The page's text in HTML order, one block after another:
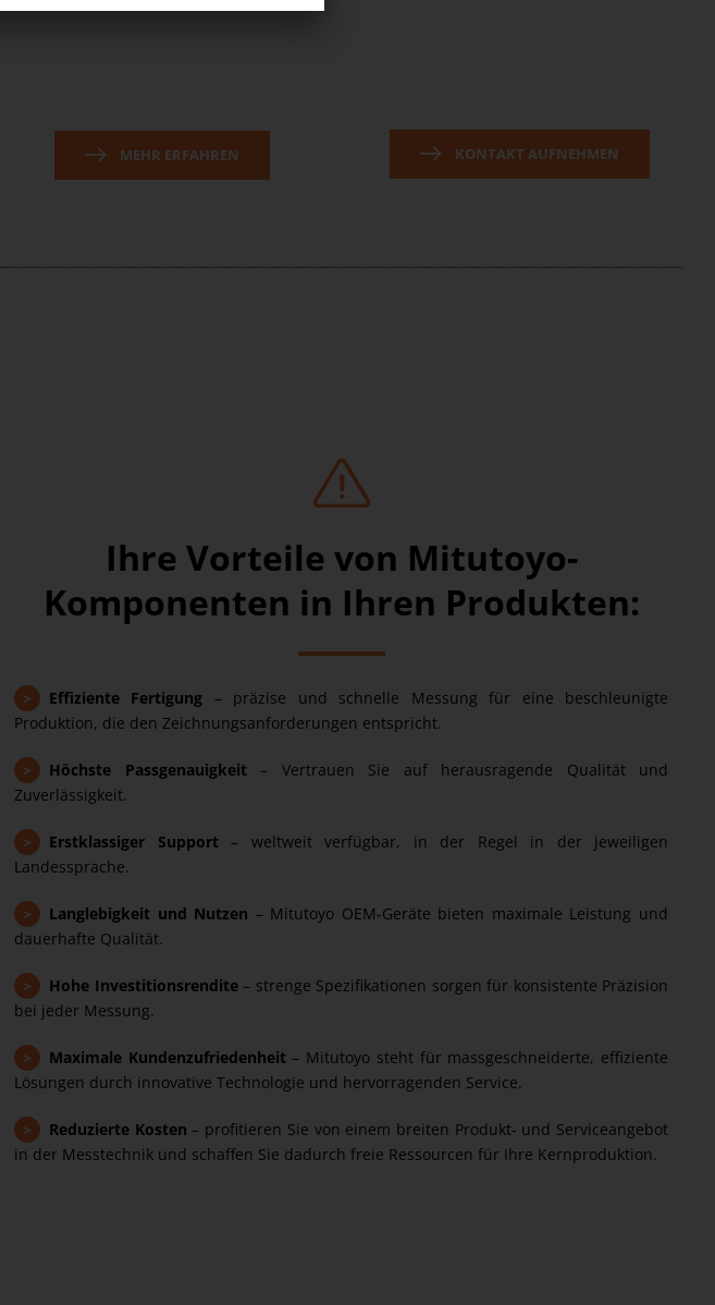
MEHR ERFAHREN KONTAKT AUFNEHMEN
Ihre Vorteile von Mitutoyo-
Komponenten in Ihren Produkten:
> Effiziente Fertigung – präzise und schnelle Messung für eine beschleunigte
Produktion, die den Zeichnungsanforderungen entspricht.
> Höchste Passgenauigkeit– Vertrauen Sie auf herausragende Qualität und
Zuverlässigkeit.
> Erstklassiger Support – weltweit verfügbar, in der Regel in der jeweiligen
Landessprache.
> Langlebigkeit und Nutzen – Mitutoyo OEM-Geräte bieten maximale Leistung und
dauerhafte Qualität.
> Hohe Investitionsrendite– strenge Spezifikationen sorgen für konsistente Präzision
bei jeder Messung.
> Maximale Kundenzufriedenheit– Mitutoyo steht für massgeschneiderte, effiziente
Lösungen durch innovative Technologie und hervorragenden Service.
> Reduzierte Kosten – profitieren Sie von einem breiten Produkt- und Serviceangebot
in der Messtechnik und schaffen Sie dadurch freie Ressourcen für Ihre Kernproduktion.